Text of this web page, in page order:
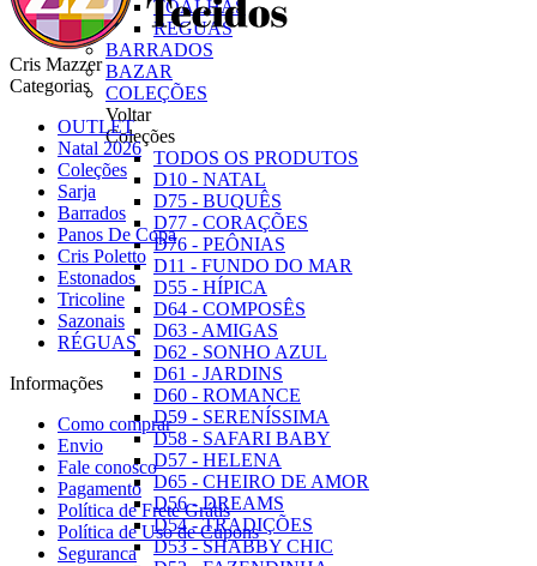
TOALHAS
RÉGUAS
BARRADOS
BAZAR
COLEÇÕES
Voltar
Coleções
TODOS OS PRODUTOS
D10 - NATAL
D75 - BUQUÊS
D77 - CORAÇÕES
D76 - PEÔNIAS
D11 - FUNDO DO MAR
D55 - HÍPICA
D64 - COMPOSÊS
D63 - AMIGAS
D62 - SONHO AZUL
D61 - JARDINS
D60 - ROMANCE
D59 - SERENÍSSIMA
D58 - SAFARI BABY
D57 - HELENA
D65 - CHEIRO DE AMOR
D56 - DREAMS
D54 - TRADIÇÕES
D53 - SHABBY CHIC
Cris Mazzer
Categorias
OUTLET
Natal 2026
Coleções
Sarja
Barrados
Panos De Copa
Cris Poletto
Estonados
Tricoline
Sazonais
RÉGUAS
Informações
Como comprar
Envio
Fale conosco
Pagamento
Política de Frete Grátis
Política de Uso de Cupons
Seguranca